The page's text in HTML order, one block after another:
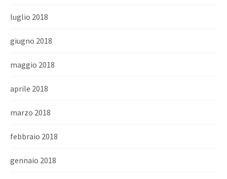
luglio 2018
giugno 2018
maggio 2018
aprile 2018
marzo 2018
febbraio 2018
gennaio 2018